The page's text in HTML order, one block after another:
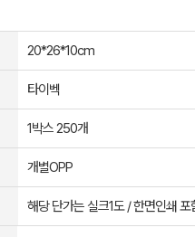
20*26*10cm
타이벡
1박스 250개
개별OPP
해당 단가는 실크1도 / 한면인쇄